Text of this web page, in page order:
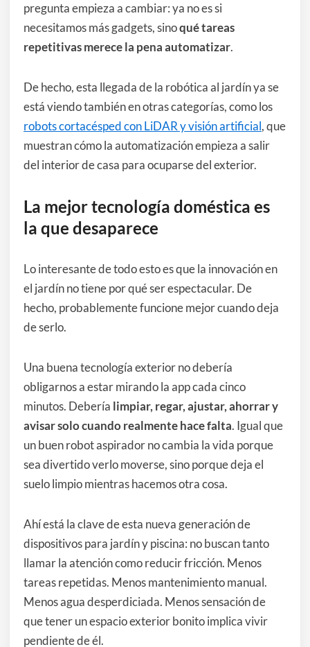
pregunta empieza a cambiar: ya no es si
necesitamos más gadgets, sinoqué tareas
repetitivas merece la pena automatizar.
De hecho, esta llegada de la robótica al jardín ya se
está viendo también en otras categorías, como los
robots cortacésped con LiDAR y visión artificial, que
muestran cómo la automatización empieza a salir
del interior de casa para ocuparse del exterior.
La mejor tecnología doméstica es
la que desaparece
Lo interesante de todo esto es que la innovación en
el jardín no tiene por qué ser espectacular. De
hecho, probablemente funcione mejor cuando deja
de serlo.
Una buena tecnología exterior no debería
obligarnos a estar mirando la app cada cinco
minutos. Debería limpiar, regar, ajustar, ahorrar y
avisar solo cuando realmente hace falta. Igual que
un buen robot aspirador no cambia la vida porque
sea divertido verlo moverse, sino porque deja el
suelo limpio mientras hacemos otra cosa.
Ahí está la clave de esta nueva generación de
dispositivos para jardín y piscina: no buscan tanto
llamar la atención como reducir fricción. Menos
tareas repetidas. Menos mantenimiento manual.
Menos agua desperdiciada. Menos sensación de
que tener un espacio exterior bonito implica vivir
pendiente de él.